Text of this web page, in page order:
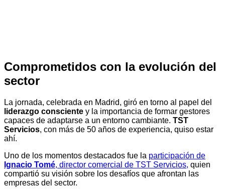
Comprometidos con la evolución del
sector
La jornada, celebrada en Madrid, giró en torno al papel del
liderazgo consciente y la importancia de formar gestores
capaces de adaptarse a un entorno cambiante. TST
Servicios, con más de 50 años de experiencia, quiso estar
ahí.
Uno de los momentos destacados fue la participación de
Ignacio Tomé, director comercial de TST Servicios, quien
compartió su visión sobre los desafíos que afrontan las
empresas del sector.